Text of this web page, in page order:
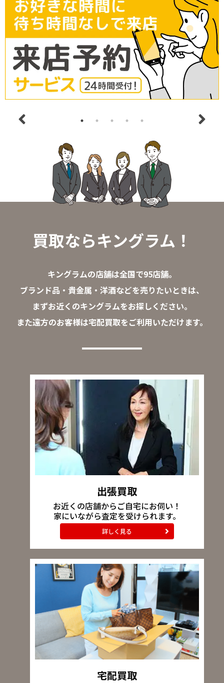
買取ならキングラム！
キングラムの店舗は全国で95店舗。
ブランド品・貴金属・洋酒などを売りたいときは、
まずお近くのキングラムをお探しください。
また遠方のお客様は宅配買取をご利用いただけます。
出張買取
お近くの店舗からご自宅にお伺い！
家にいながら査定を受けられます。
詳しく見る
宅配買取